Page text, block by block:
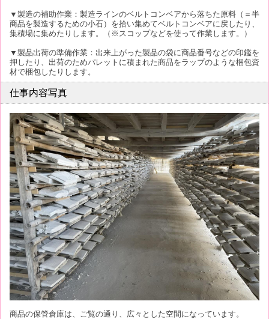
▼製造の補助作業：製造ラインのベルトコンベアから落ちた原料（＝半
商品を製造するための小石）を拾い集めてベルトコンベアに戻したり、
集積場に集めたりします。（※スコップなどを使って作業します。）
▼製品出荷の準備作業：出来上がった製品の袋に商品番号などの印鑑を
押したり、出荷のためパレットに積まれた商品をラップのような梱包資
材で梱包したりします。
仕事内容写真
商品の保管倉庫は、ご覧の通り、広々とした空間になっています。